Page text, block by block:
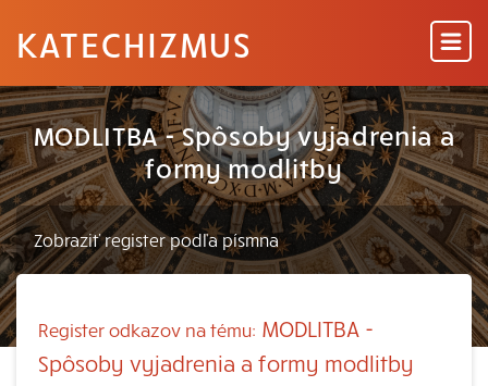
KATECHIZMUS
MODLITBA - Spôsoby vyjadrenia a
formy modlitby
Register odkazov na tému: MODLITBA -
Spôsoby vyjadrenia a formy modlitby